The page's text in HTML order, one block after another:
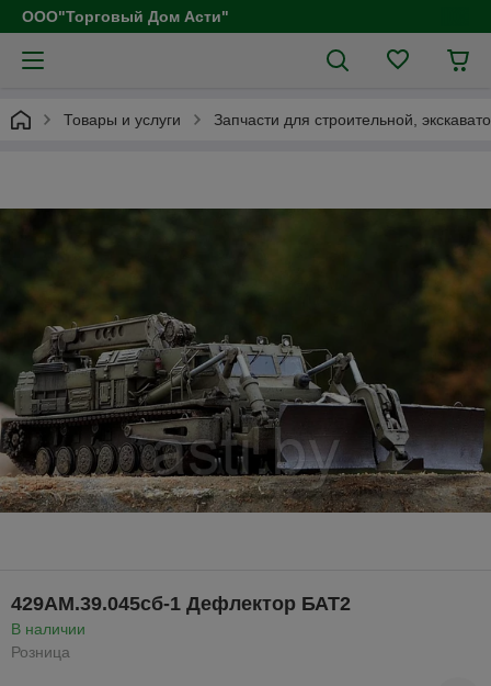
ООО"Торговый Дом Асти"
Товары и услуги Запчасти для строительной,
429АМ.39.045сб-1 Дефлектор БАТ2
В наличии
Розница